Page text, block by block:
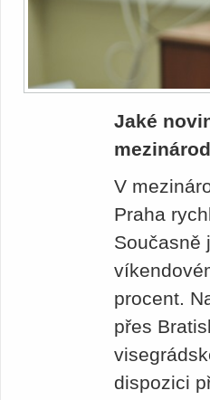
Jaké
V
Praha
Současně
procent.
přes
dispozici